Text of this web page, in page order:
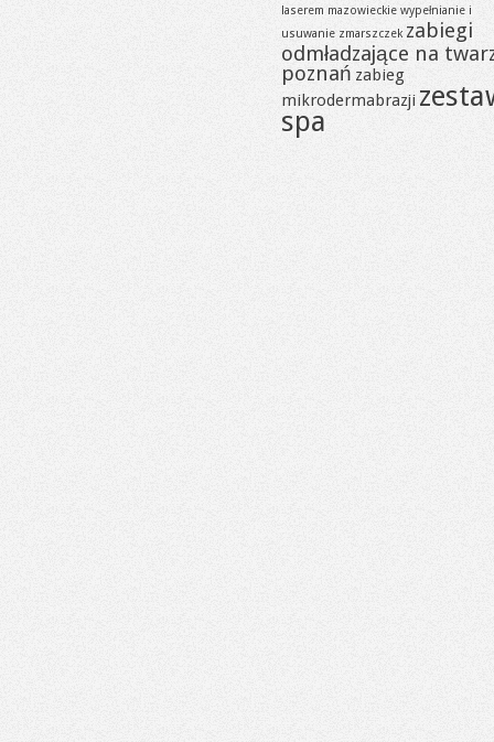
laserem mazowieckie wypełnianie i
usuwanie zmarszczek zabiegi
odmładzające na
poznań zabieg
mikrodermabrazji
spa